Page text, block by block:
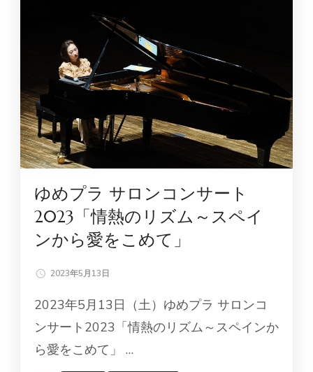
ゆめプラ サロンコンサート
2023「情熱のリズム～スペイ
ンから愛をこめて」
2023年5月13日
2023年5月13日（土）ゆめプラ サロンコ
ンサート2023「情熱のリズム～スペインか
ら愛をこめて」 …